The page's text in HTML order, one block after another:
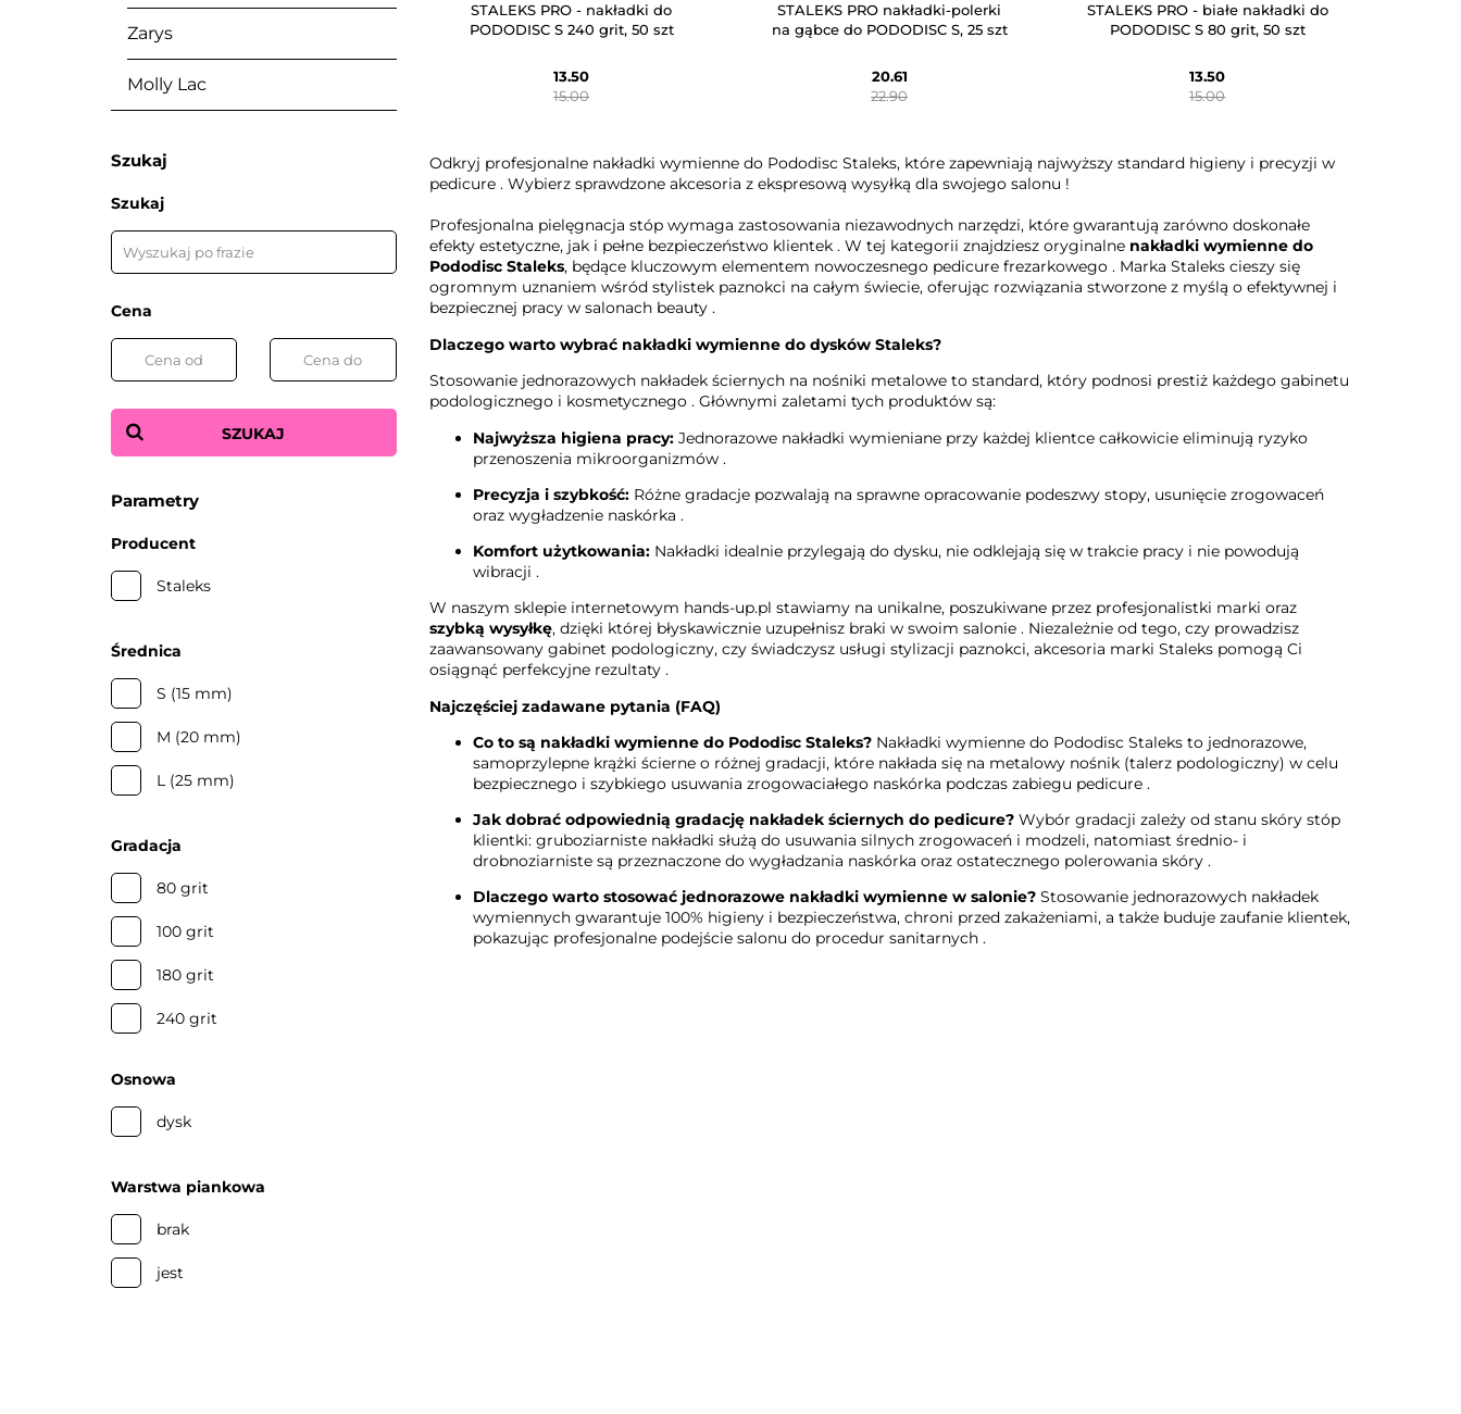
Zarys
Molly Lac
Szukaj
Szukaj
Cena
SZUKAJ
Parametry
Producent
Staleks
Średnica
S (15 mm)
M (20 mm)
L (25 mm)
Gradacja
80 grit
100 grit
180 grit
240 grit
Osnowa
dysk
Warstwa piankowa
brak
jest
STALEKS PRO - nakładki do
PODODISC S 240 grit, 50 szt
13.50
15.00
STALEKS PRO nakładki-polerki
na gąbce do PODODISC S, 25 szt
20.61
22.90
STALEKS PRO - białe nakładki do
PODODISC S 80 grit, 50 szt
13.50
15.00
Odkryj profesjonalne nakładki wymienne do Pododisc Staleks, które zapewniają najwyższy standard higieny i precyzji w
pedicure . Wybierz sprawdzone akcesoria z ekspresową wysyłką dla swojego salonu !
Profesjonalna pielęgnacja stóp wymaga zastosowania niezawodnych narzędzi, które gwarantują zarówno doskonałe
efekty estetyczne, jak i pełne bezpieczeństwo klientek . W tej kategorii znajdziesz oryginalne nakładki wymienne do
Pododisc Staleks, będące kluczowym elementem nowoczesnego pedicure frezarkowego . Marka Staleks cieszy się
ogromnym uznaniem wśród stylistek paznokci na całym świecie, oferując rozwiązania stworzone z myślą o efektywnej i
bezpiecznej pracy w salonach beauty .
Dlaczego warto wybrać nakładki wymienne do dysków Staleks?
Stosowanie jednorazowych nakładek ściernych na nośniki metalowe to standard, który podnosi prestiż każdego gabinetu
podologicznego i kosmetycznego . Głównymi zaletami tych produktów są:
Najwyższa higiena pracy:Jednorazowe nakładki wymieniane przy każdej klientce całkowicie eliminują ryzyko
przenoszenia mikroorganizmów .
Precyzja i szybkość:Różne gradacje pozwalają na sprawne opracowanie podeszwy stopy, usunięcie zrogowaceń
oraz wygładzenie naskórka .
Komfort użytkowania:Nakładki idealnie przylegają do dysku, nie odklejają się w trakcie pracy i nie powodują
wibracji .
W naszym sklepie internetowym hands-up.pl stawiamy na unikalne, poszukiwane przez profesjonalistki marki oraz
szybką wysyłkę, dzięki której błyskawicznie uzupełnisz braki w swoim salonie . Niezależnie od tego, czy prowadzisz
zaawansowany gabinet podologiczny, czy świadczysz usługi stylizacji paznokci, akcesoria marki Staleks pomogą Ci
osiągnąć perfekcyjne rezultaty .
Najczęściej zadawane pytania (FAQ)
Co to są nakładki wymienne do Pododisc Staleks?Nakładki wymienne do Pododisc Staleks to jednorazowe,
samoprzylepne krążki ścierne o różnej gradacji, które nakłada się na metalowy nośnik (talerz podologiczny) w celu
bezpiecznego i szybkiego usuwania zrogowaciałego naskórka podczas zabiegu pedicure .
Jak dobrać odpowiednią gradację nakładek ściernych do pedicure?Wybór gradacji zależy od stanu skóry stóp
klientki: gruboziarniste nakładki służą do usuwania silnych zrogowaceń i modzeli, natomiast średnio- i
drobnoziarniste są przeznaczone do wygładzania naskórka oraz ostatecznego polerowania skóry .
Dlaczego warto stosować jednorazowe nakładki wymienne w salonie?Stosowanie jednorazowych nakładek
wymiennych gwarantuje 100% higieny i bezpieczeństwa, chroni przed zakażeniami, a także buduje zaufanie klientek,
pokazując profesjonalne podejście salonu do procedur sanitarnych .